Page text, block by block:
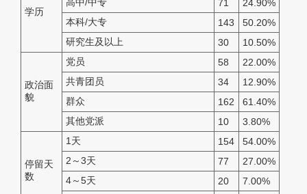
学历
高中/中专
71
24.90%
本科/大专
143
50.20%
研究生及以上
30 10.50%
政治面
貌
党员 58
22.00%
共青团员
34
12.90%
群众
162
61.40%
其他党派
10 3.80%
停留天
数
1天 154
54.00%
2～3天
77
27.00%
4～5天
20
7.00%